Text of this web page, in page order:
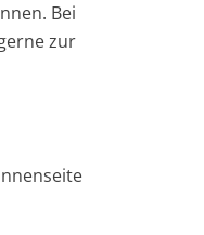
Bei
zur